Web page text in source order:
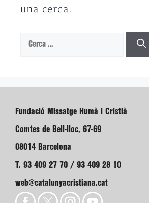
una cerca.
Cerca:
Fundació Missatge Humà i Cristià
Comtes de Bell-lloc, 67-69
08014 Barcelona
T. 93 409 27 70 / 93 409 28 10
web@catalunyacristiana.cat